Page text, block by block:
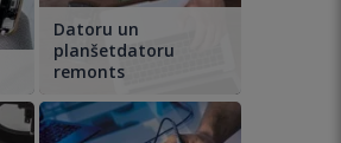
Datoru un
planšetdatoru
remonts